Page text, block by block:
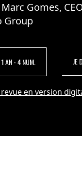
Gomes,
Group
1 AN - 4 NUM. JE
en version